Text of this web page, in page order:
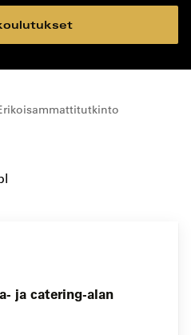
ja catering-alan